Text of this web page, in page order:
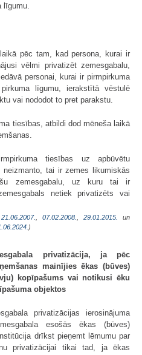
līgumu.
pēc tam, kad persona, kurai ir
vēlmi privatizēt zemesgabalu,
personai, kurai ir pirmpirkuma
līgumu, ierakstītā vēstulē
vai nododot to pret parakstu.
tiesības, atbildi dod mēneša laikā
tiesības uz apbūvētu
tai ir zemes likumiskās
zemesgabalu, uz kuru tai ir
netiek privatizēts vai
21.06.2007. 07.02.2008. 29.01.2015.
un
)
privatizācija, ja pēc
mainījies ēkas (būves)
kopīpašums vai notikusi ēku
objektos
privatizācijas ierosinājuma
esošās ēkas (būves)
drīkst pieņemt lēmumu par
privatizācijai tikai tad, ja ēkas